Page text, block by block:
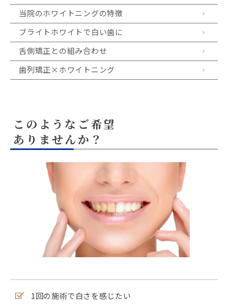
当院のホワイトニングの特徴
ブライトホワイトで白い歯に
舌側矯正との組み合わせ
歯列矯正×ホワイトニング
このようなご希望
ありませんか？
1回の施術で白さを感じたい